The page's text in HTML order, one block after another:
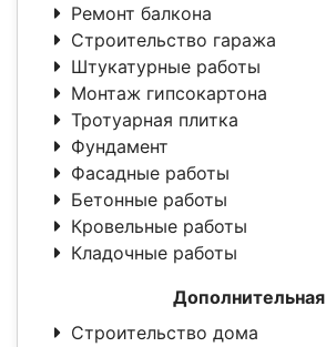
Ремонт балкона
Строительство гаража
Штукатурные работы
Монтаж гипсокартона
Тротуарная плитка
Фундамент
Фасадные работы
Бетонные работы
Кровельные работы
Кладочные работы
Дополнительная
Строительство дома